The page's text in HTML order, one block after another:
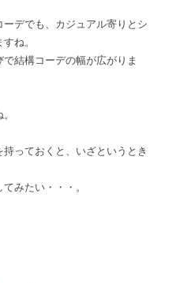
デでも、カジュアル寄りとシ
ね。
結構コーデの幅が広がりま
っておくと、いざというとき
みたい・・・。